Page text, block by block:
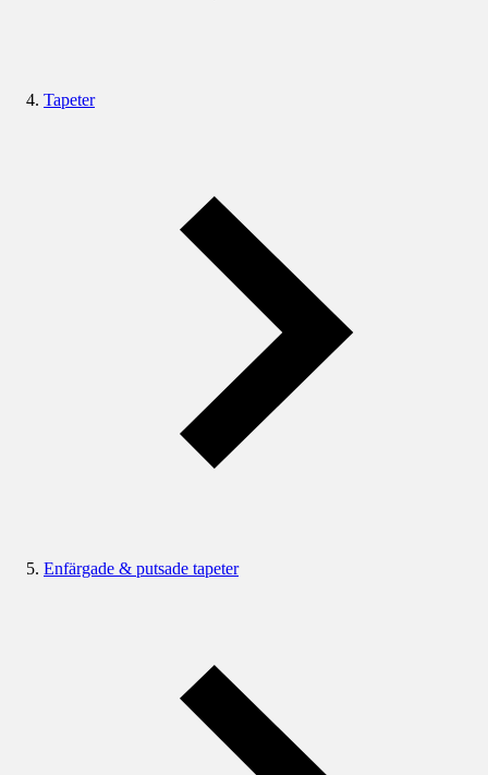
Tapeter
Enfärgade & putsade tapeter